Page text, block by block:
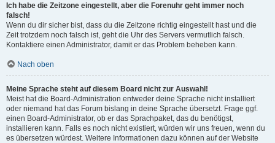
Ich habe die Zeitzone eingestellt, aber die Forenuhr geht immer noch
falsch!
Wenn du dir sicher bist, dass du die Zeitzone richtig eingestellt hast und die
Zeit trotzdem noch falsch ist, geht die Uhr des Servers vermutlich falsch.
Kontaktiere einen Administrator, damit er das Problem beheben kann.
Nach oben
Meine Sprache steht auf diesem Board nicht zur Auswahl!
Meist hat die Board-Administration entweder deine Sprache nicht installiert
oder niemand hat das Forum bislang in deine Sprache übersetzt. Frage ggf.
einen Board-Administrator, ob er das Sprachpaket, das du benötigst,
installieren kann. Falls es noch nicht existiert, würden wir uns freuen, wenn du
es übersetzen würdest. Weitere Informationen dazu können auf der Website